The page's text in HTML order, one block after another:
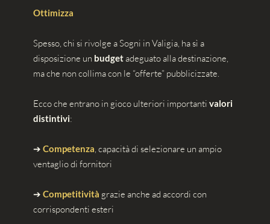
Ottimizza
Spesso, chi si rivolge a Sogni in Valigia, ha sì a
disposizione un budgetadeguato alla destinazione,
ma che non collima con le “offerte” pubblicizzate.
Ecco che entrano in gioco ulteriori importanti valori
distintivi:
➔ Competenza, capacità di selezionare un ampio
ventaglio di fornitori
➔ Competitività grazie anche ad accordi con
corrispondenti esteri